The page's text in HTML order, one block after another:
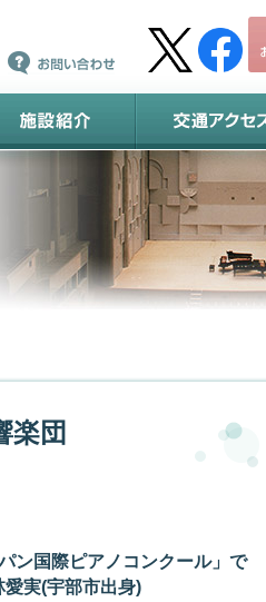
団
ン国際ピアノコンクール」で
実(宇部市出身)